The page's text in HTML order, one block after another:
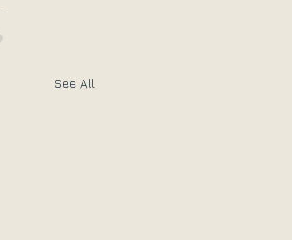
See All